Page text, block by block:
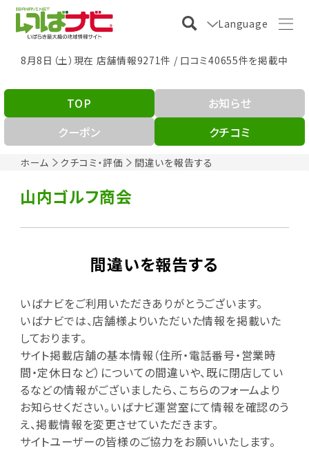
Language
8月8日（土）現在 店舗情報9271件 / 口コミ40655件を掲載中
ホーム クチコミ・評価 間違いを報告する
TOP
お知らせ
クーポン
クチコミ
山内ゴルフ商会
間違いを報告する
いばナビをご利用いただきありがとうございます。
いばナビでは、店舗様よりいただいた情報を掲載いた
しております。
サイト掲載店舗の基本情報（住所・電話番号・営業時
間・定休日など）についての間違いや、既に閉店してい
るなどの情報がございましたら、こちらのフォームより
お知らせください。いばナビ運営室にて情報を確認のう
え、掲載情報を変更させていただきます。
サイトユーザーの皆様のご協力をお願いいたします。